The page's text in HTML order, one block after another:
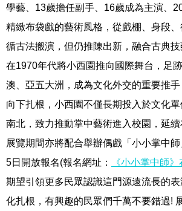
學藝、13歲擔任副手、16歲成為主演、
精緻布袋戲的藝術風格，從戲棚、身段
循古法搬演，但仍推陳出新，融合古典
在1970年代將小西園推向國際舞台，足
澳、亞五大洲，成為文化外交的重要推
向下扎根，小西園不僅長期投入於文化
南北，致力推動掌中藝術進入校園，延續
展覽期間亦將配合舉辦偶戲「小小掌中
5日開放報名(報名網址：
《小小掌中師
期望引領更多民眾認識這門源遠流長的
化扎根，有興趣的民眾們千萬不要錯過!